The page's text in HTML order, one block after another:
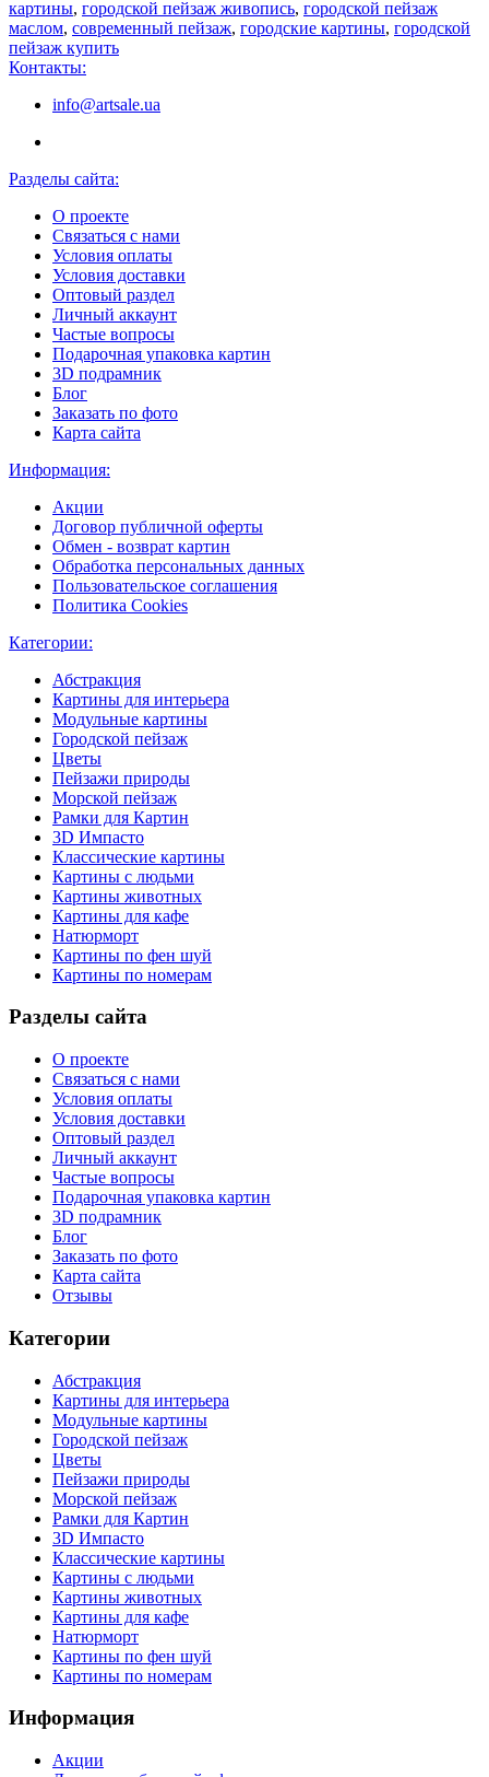
картины, городской пейзаж живопись, городской пейзаж
маслом, современный пейзаж, городские картины, городской
пейзаж купить
Контакты:
info@artsale.ua
Разделы сайта:
О проекте
Связаться с нами
Условия оплаты
Условия доставки
Оптовый раздел
Личный аккаунт
Частые вопросы
Подарочная упаковка картин
3D подрамник
Блог
Заказать по фото
Карта сайта
Информация:
Акции
Договор публичной оферты
Обмен - возврат картин
Обработка персональных данных
Пользовательское соглашения
Политика Cookies
Категории:
Абстракция
Картины для интерьера
Модульные картины
Городской пейзаж
Цветы
Пейзажи природы
Морской пейзаж
Рамки для Картин
3D Импасто
Классические картины
Картины с людьми
Картины животных
Картины для кафе
Натюрморт
Картины по фен шуй
Картины по номерам
Разделы сайта
О проекте
Связаться с нами
Условия оплаты
Условия доставки
Оптовый раздел
Личный аккаунт
Частые вопросы
Подарочная упаковка картин
3D подрамник
Блог
Заказать по фото
Карта сайта
Отзывы
Категории
Абстракция
Картины для интерьера
Модульные картины
Городской пейзаж
Цветы
Пейзажи природы
Морской пейзаж
Рамки для Картин
3D Импасто
Классические картины
Картины с людьми
Картины животных
Картины для кафе
Натюрморт
Картины по фен шуй
Картины по номерам
Информация
Акции